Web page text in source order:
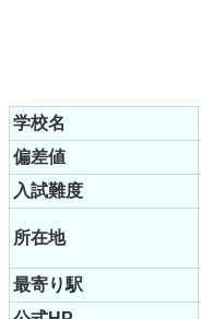
学校名
偏差値
入試難度
所在地
最寄り駅